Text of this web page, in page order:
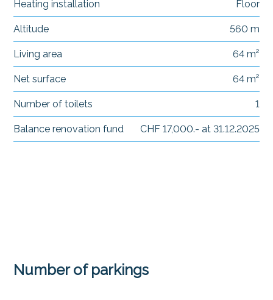
Heating installation Floor
Altitude 560 m
Living area 64 m²
Net surface 64 m²
Number of toilets 1
Balance renovation fund CHF 17,000.- at 31.12.2025
Number of parkings